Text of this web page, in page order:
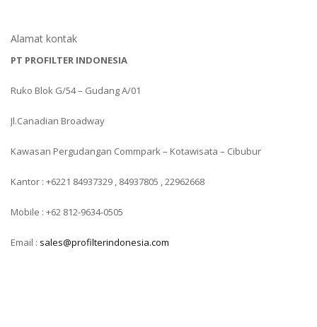
Alamat kontak
PT PROFILTER INDONESIA
Ruko Blok G/54 – Gudang A/01
Jl.Canadian Broadway
Kawasan Pergudangan Commpark – Kotawisata – Cibubur
Kantor : +6221 84937329 , 84937805 , 22962668
Mobile : +62 812-9634-0505
Email : sales@profilterindonesia.com